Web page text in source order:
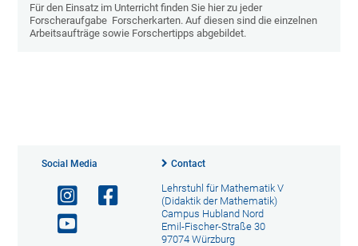
Für den Einsatz im Unterricht finden Sie hier zu jeder
Forscheraufgabe Forscherkarten. Auf diesen sind die einzelnen
Arbeitsaufträge sowie Forschertipps abgebildet.
Social Media Contact
Lehrstuhl für Mathematik V
(Didaktik der Mathematik)
Campus Hubland Nord
Emil-Fischer-Straße 30
97074 Würzburg